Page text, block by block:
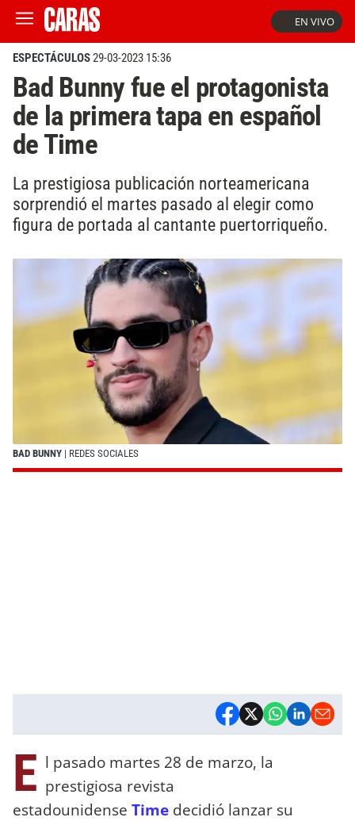
EN VIVO
ESPECTÁCULOS29-03-2023 15:36
Bad Bunny fue el protagonista
de la primera tapa en español
de Time
La prestigiosa publicación norteamericana
sorprendió el martes pasado al elegir como
figura de portada al cantante puertorriqueño.
BAD BUNNY | REDES SOCIALES
E l pasado martes 28 de marzo, la
prestigiosa revista
estadounidense Time decidió lanzar su